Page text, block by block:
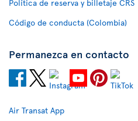
Política de reserva y billetaje CRS
Código de conducta (Colombia)
Permanezca en contacto
Air Transat App